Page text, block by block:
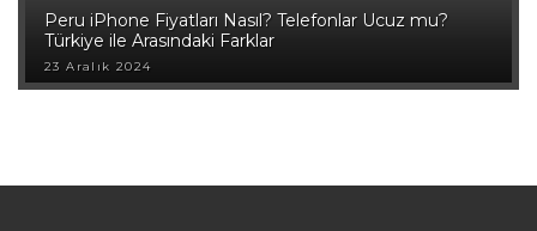
Peru iPhone Fiyatları Nasıl? Telefonlar Ucuz mu?
Türkiye ile Arasındaki Farklar
23 Aralık 2024